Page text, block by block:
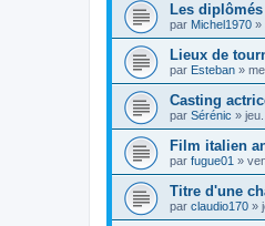
Les
par Michel1970 »
Lieux de
par Esteban »
Casting
par Sérénic »
Film italien
par fugue01 »
Titre d'une
par claudio170 »